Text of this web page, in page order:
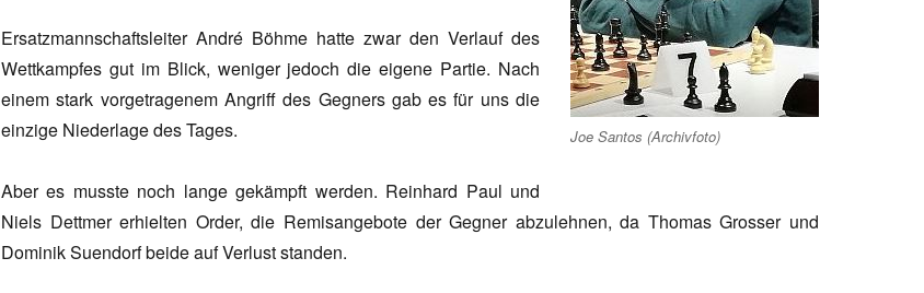
Joe Santos (Archivfoto)
Ersatzmannschaftsleiter André Böhme hatte zwar den Verlauf des
Wettkampfes gut im Blick, weniger jedoch die eigene Partie. Nach
einem stark vorgetragenem Angriff des Gegners gab es für uns die
einzige Niederlage des Tages.
Aber es musste noch lange gekämpft werden. Reinhard Paul und
Niels Dettmer erhielten Order, die Remisangebote der Gegner abzulehnen, da Thomas Grosser und
Dominik Suendorf beide auf Verlust standen.